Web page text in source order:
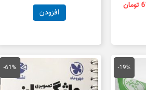
تومان
افزودن
-19%
159,000 تومان
قیمت
فعلی
128,000 تومان
است.
-61%
قیمت
160,000 تومان
بود.